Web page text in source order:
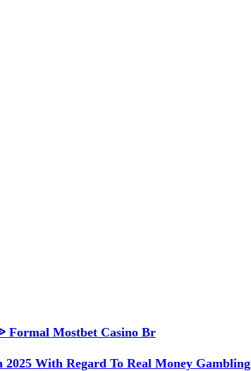
Formal Mostbet Casino Br
With Regard To Real Money Gambling